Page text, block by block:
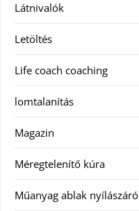
Látnivalók
Letöltés
Life coach coaching
lomtalanítás
Magazin
Méregtelenítő kúra
Műanyag ablak nyílászáró